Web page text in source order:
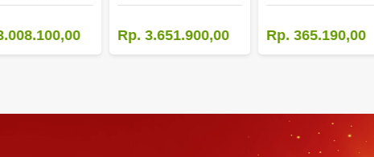
Rp. 3.651.900,00 Rp. 365.190,00